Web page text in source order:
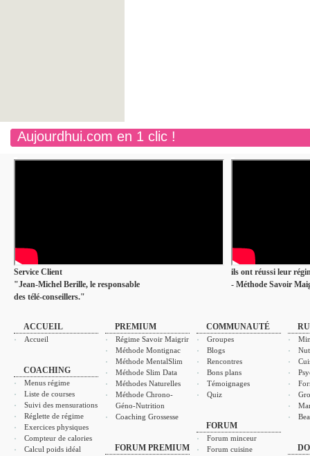
Aujourdhui.com en 1 clic !
Service Client
"Jean-Michel Berille, le responsable
des télé-conseillers."
ils ont réussi leur
- Méthode Savoir
ACCUEIL
Accueil
COACHING
Menus régime
Liste de courses
Suivi des mensurations
Réglette de régime
Exercices physiques
Compteur de calories
Calcul poids idéal
PREMIUM
Régime Savoir Maigrir
Méthode Montignac
Méthode MentalSlim
Méthode Slim Data
Méthodes Naturelles
Méthode Chrono-
Géno-Nutrition
Coaching Grossesse
FORUM PREMIUM
COMMUNAUTÉ
Groupes
Blogs
Rencontres
Bons plans
Témoignages
Quiz
FORUM
Forum minceur
Forum cuisine